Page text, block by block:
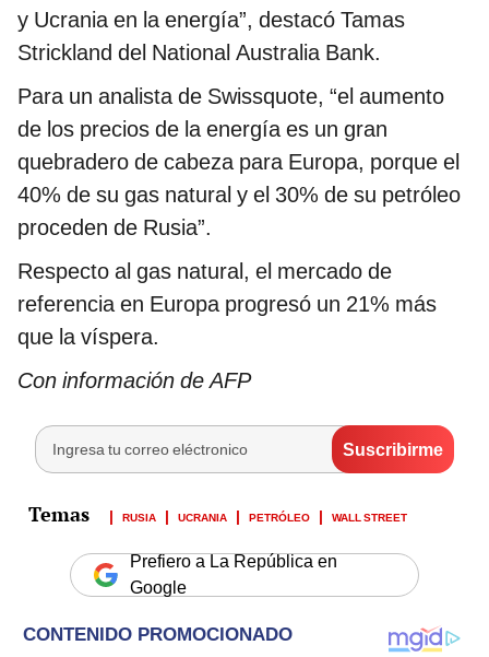
y Ucrania en la energía”, destacó Tamas
Strickland del National Australia Bank.
Para un analista de Swissquote, “el aumento
de los precios de la energía es un gran
quebradero de cabeza para Europa, porque el
40% de su gas natural y el 30% de su petróleo
proceden de Rusia”.
Respecto al gas natural, el mercado de
referencia en Europa progresó un 21% más
que la víspera.
Con información de AFP
RUSIA UCRANIA PETRÓLEO WALL STREET
Prefiero a La República en
Google